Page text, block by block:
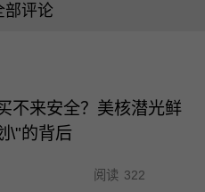
部评论
不来安全？美核潜光鲜
\"的背后
阅读 322